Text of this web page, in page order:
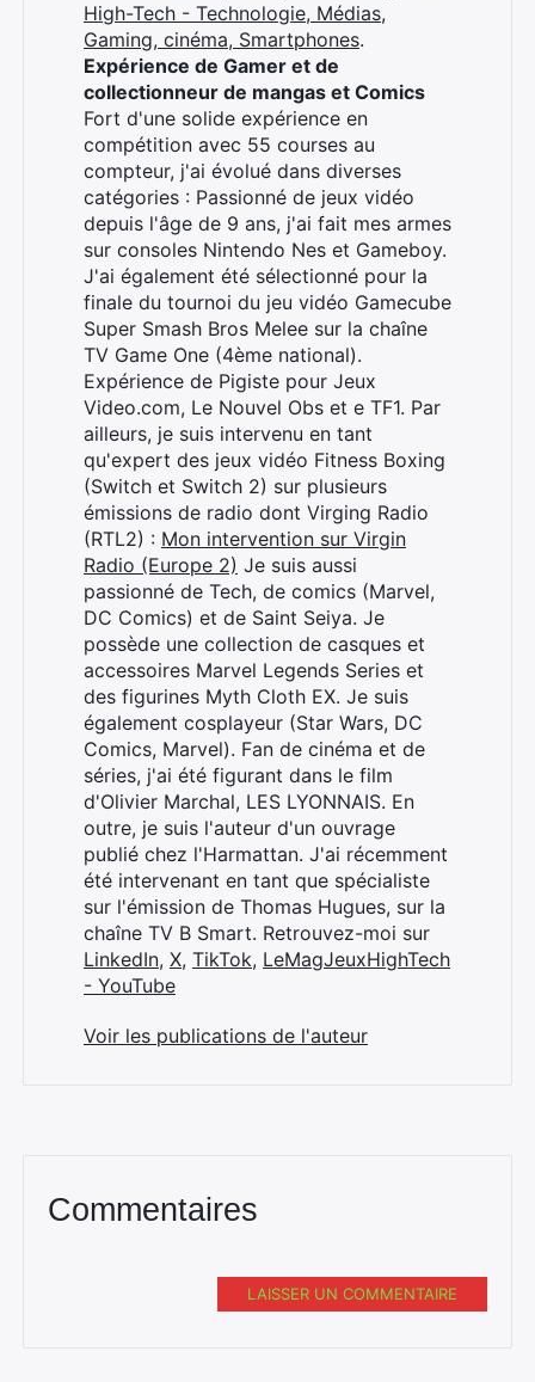
High-Tech - Technologie, Médias,
Gaming, cinéma, Smartphones.
Expérience de Gamer et de
collectionneur de mangas et Comics
Fort d'une solide expérience en
compétition avec 55 courses au
compteur, j'ai évolué dans diverses
catégories : Passionné de jeux vidéo
depuis l'âge de 9 ans, j'ai fait mes armes
sur consoles Nintendo Nes et Gameboy.
J'ai également été sélectionné pour la
finale du tournoi du jeu vidéo Gamecube
Super Smash Bros Melee sur la chaîne
TV Game One (4ème national).
Expérience de Pigiste pour Jeux
Video.com, Le Nouvel Obs et e TF1. Par
ailleurs, je suis intervenu en tant
qu'expert des jeux vidéo Fitness Boxing
(Switch et Switch 2) sur plusieurs
émissions de radio dont Virging Radio
(RTL2) : Mon intervention sur Virgin
Radio (Europe 2) Je suis aussi
passionné de Tech, de comics (Marvel,
DC Comics) et de Saint Seiya. Je
possède une collection de casques et
accessoires Marvel Legends Series et
des figurines Myth Cloth EX. Je suis
également cosplayeur (Star Wars, DC
Comics, Marvel). Fan de cinéma et de
séries, j'ai été figurant dans le film
d'Olivier Marchal, LES LYONNAIS. En
outre, je suis l'auteur d'un ouvrage
publié chez l'Harmattan. J'ai récemment
été intervenant en tant que spécialiste
sur l'émission de Thomas Hugues, sur la
chaîne TV B Smart. Retrouvez-moi sur
LinkedIn, X, TikTok, LeMagJeuxHighTech
- YouTube
Voir les publications de l'auteur
Commentaires
LAISSER UN COMMENTAIRE